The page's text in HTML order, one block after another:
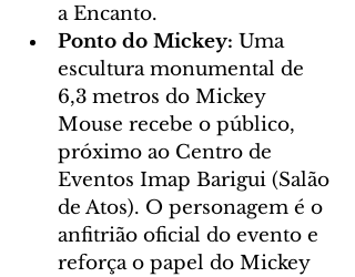
a Encanto.
Ponto do Mickey: Uma
escultura monumental de
6,3 metros do Mickey
Mouse recebe o público,
próximo ao Centro de
Eventos Imap Barigui (Salão
de Atos). O personagem é o
anfitrião oficial do evento e
reforça o papel do Mickey